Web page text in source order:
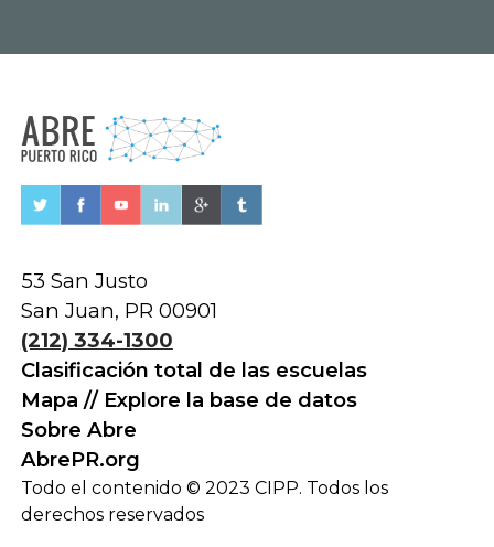
53 San Justo
San Juan, PR 00901
(212) 334-1300
Clasificación total de las escuelas
Mapa // Explore la base de datos
Sobre Abre
AbrePR.org
Todo el contenido © 2023 CIPP. Todos los
derechos reservados